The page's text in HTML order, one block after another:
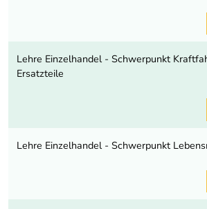
Lehre Einzelhandel - Schwerpunkt
Ersatzteile
Lehre Einzelhandel - Schwerpunkt